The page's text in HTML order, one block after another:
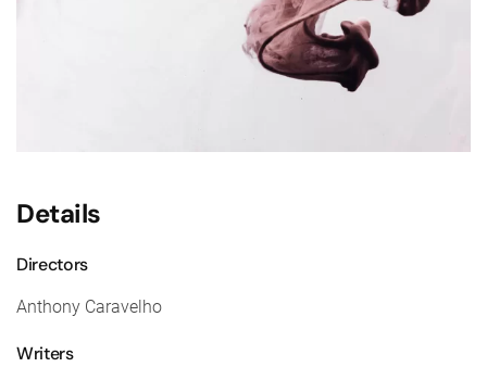
Details
Directors
Anthony Caravelho
Writers